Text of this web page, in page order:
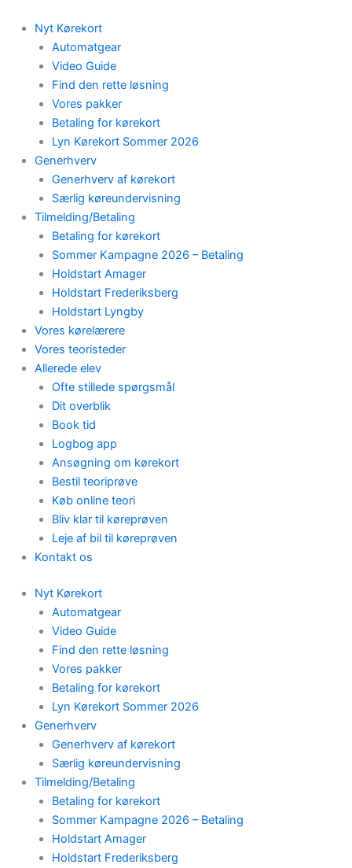
content
Nyt Kørekort
Automatgear
Video Guide
Find den rette løsning
Vores pakker
Betaling for kørekort
Lyn Kørekort Sommer 2026
Generhverv
Generhverv af kørekort
Særlig køreundervisning
Tilmelding/Betaling
Betaling for kørekort
Sommer Kampagne 2026 – Betaling
Holdstart Amager
Holdstart Frederiksberg
Holdstart Lyngby
Vores kørelærere
Vores teoristeder
Allerede elev
Ofte stillede spørgsmål
Dit overblik
Book tid
Logbog app
Ansøgning om kørekort
Bestil teoriprøve
Køb online teori
Bliv klar til køreprøven
Leje af bil til køreprøven
Kontakt os
Nyt Kørekort
Automatgear
Video Guide
Find den rette løsning
Vores pakker
Betaling for kørekort
Lyn Kørekort Sommer 2026
Generhverv
Generhverv af kørekort
Særlig køreundervisning
Tilmelding/Betaling
Betaling for kørekort
Sommer Kampagne 2026 – Betaling
Holdstart Amager
Holdstart Frederiksberg